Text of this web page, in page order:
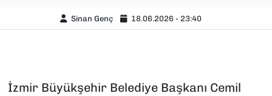
Sinan Genç 18.06.2026 - 23:40
İzmir Büyükşehir Belediye Başkanı Cemil